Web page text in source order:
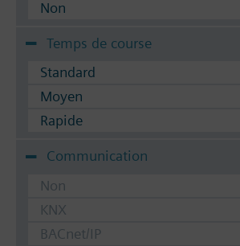
Non
Temps de course
Standard
Moyen
Rapide
Communication
Non
KNX
BACnet/IP